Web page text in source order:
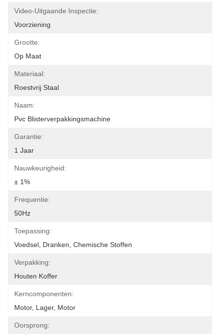
Video-Uitgaande Inspectie:
Voorziening
Grootte:
Op Maat
Materiaal:
Roestvrij Staal
Naam:
Pvc Blisterverpakkingsmachine
Garantie:
1 Jaar
Nauwkeurigheid:
± 1%
Frequentie:
50Hz
Toepassing:
Voedsel, Dranken, Chemische Stoffen
Verpakking:
Houten Koffer
Kerncomponenten:
Motor, Lager, Motor
Oorsprong: